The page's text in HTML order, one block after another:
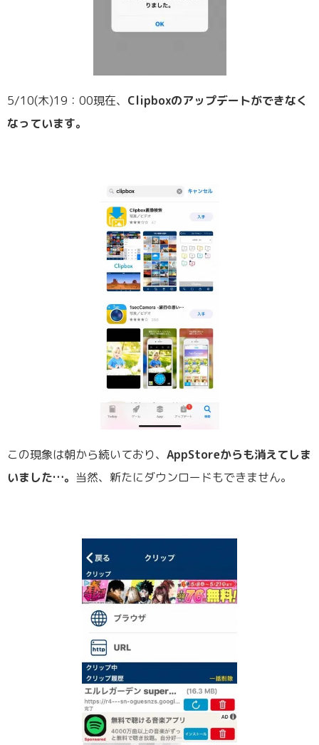
5/10(木)19：00現在、 Clipboxのアップデートができなく
なっています。
この現象は朝から続いており、 AppStoreからも消えてしま
いました…。 当然、新たにダウンロードもできません。